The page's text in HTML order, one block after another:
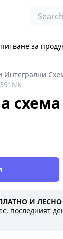
Search
за
Интегрални
И
последният